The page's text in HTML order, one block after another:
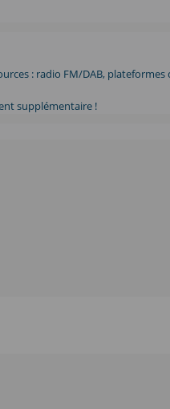
: radio FM/DAB,
supplémentaire !